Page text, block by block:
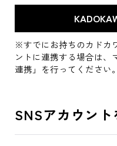
※すでにお持ちのカドカ
ントに連携する場合は、
連携」を行ってください。
SNSアカウン